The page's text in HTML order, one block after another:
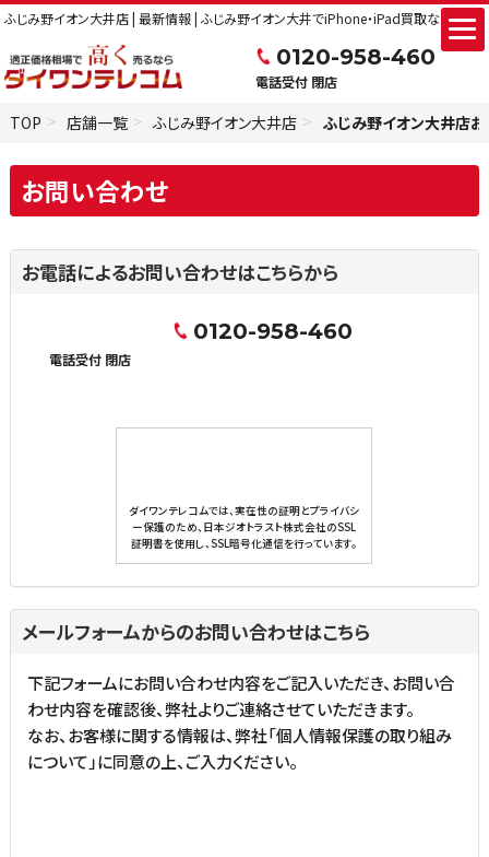
ふじみ野イオン大井店 | 最新情報 | ふじみ野イオン大井でiPhone・iPad買取ならスマ
0120-958-460
電話受付 閉店
TOP 店舗一覧 ふじみ野イオン大井店 ふじみ野イオン大井店
お問い合わせ
お電話によるお問い合わせはこちらから
0120-958-460
電話受付 閉店
ダイワンテレコムでは、実在性の証明とプライバシ
ー保護のため、日本ジオトラスト株式会社のSSL
証明書を使用し、SSL暗号化通信を行っています。
メールフォームからのお問い合わせはこちら
下記フォームにお問い合わせ内容をご記入いただき、お問い合
わせ内容を確認後、弊社よりご連絡させていただきます。
なお、お客様に関する情報は、弊社「個人情報保護の取り組み
について 」に同意の上、ご入力ください。